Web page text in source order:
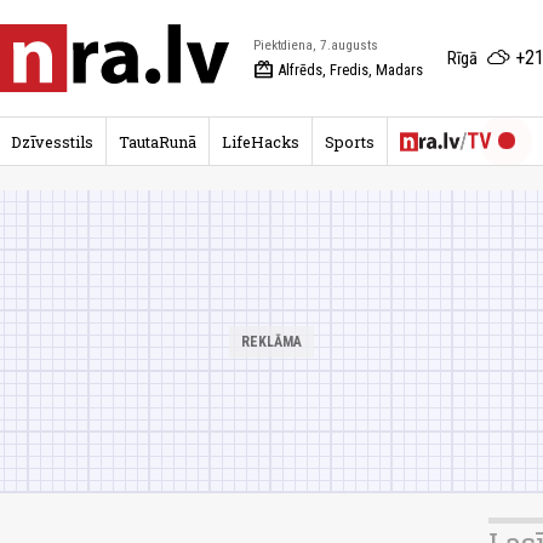
Piektdiena, 7.augusts
redeem Alfrēds, Fredis, Madars
Rīgā
Dzīvesstils TautaRunā LifeHacks Sports